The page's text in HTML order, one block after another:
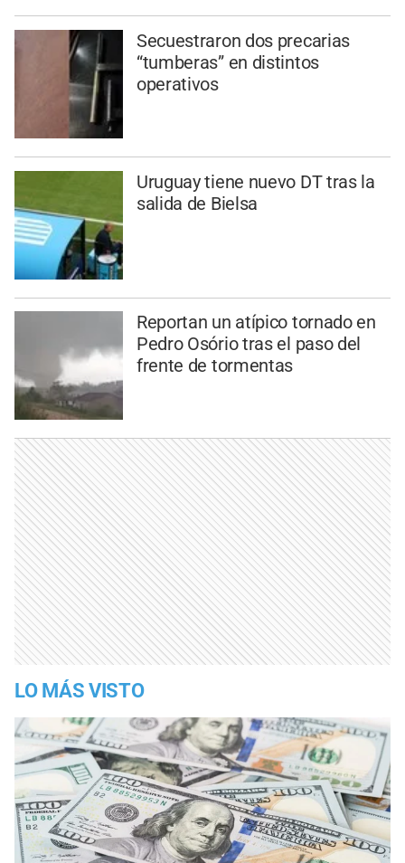
Secuestraron dos precarias
“tumberas” en distintos
operativos
Uruguay tiene nuevo DT tras la
salida de Bielsa
Reportan un atípico tornado en
Pedro Osório tras el paso del
frente de tormentas
LO MÁS VISTO